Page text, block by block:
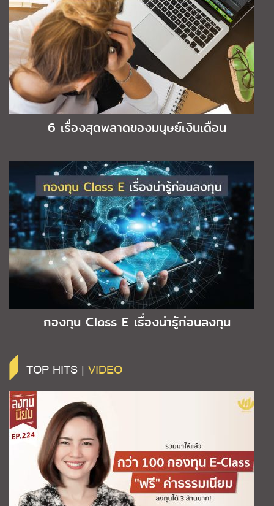
6 เรื่องสุดพลาดของมนุษย์เงินเดือน
กองทุน Class E เรื่องน่ารู้ก่อนลงทุน
TOP HITS | VIDEO